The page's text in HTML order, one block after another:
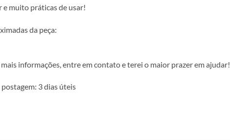
e muito práticas de usar!
da peça:
mais informações, entre em contato e terei o maior prazer em ajudar!
3 dias úteis